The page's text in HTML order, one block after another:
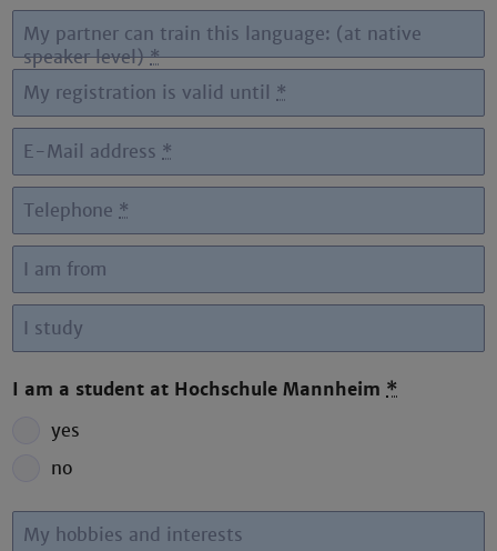
My partner can train this language: (at native
speaker level)*
My registration is valid until *
E-Mail address *
Telephone *
I am from
I study
I am a student at Hochschule Mannheim *
yes
no
My hobbies and interests